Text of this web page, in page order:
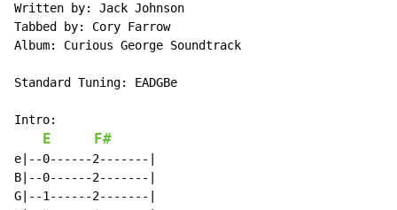
Written by: Jack Johnson
Tabbed by: Cory Farrow
Album: Curious George Soundtrack
Standard Tuning: EADGBe
Intro:
E F#
e|--0------2-------|
B|--0------2-------|
G|--1------2-------|